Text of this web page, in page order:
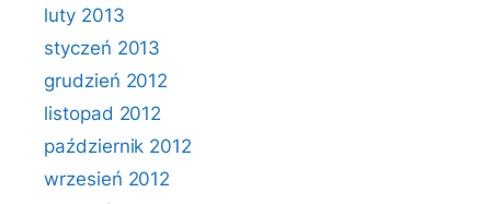
luty 2013
styczeń 2013
grudzień 2012
listopad 2012
październik 2012
wrzesień 2012